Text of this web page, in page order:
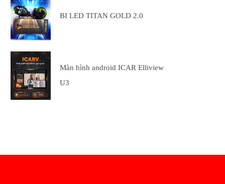
BI LED TITAN GOLD 2.0
Màn hình android ICAR Elliview
U3